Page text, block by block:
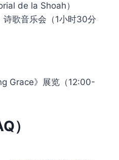
de la Shoah）
诗歌音乐会（1小时30分
Grace》展览（12:00-
）